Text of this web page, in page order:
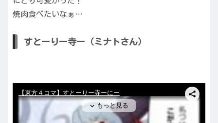
焼肉食べたいなぁ…
すとーりー寺ー（ミナトさん）